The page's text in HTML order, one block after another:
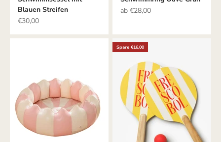
Blauen Streifen
Angebot
€30,00
Angebot
ab €28,00
Spare €16,00